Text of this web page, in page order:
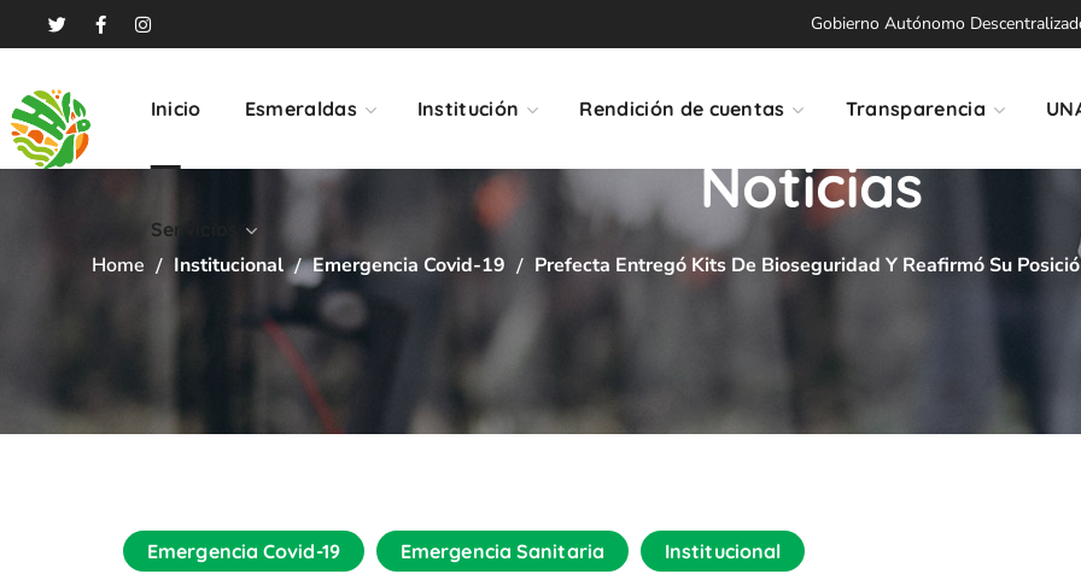
Gobierno Autónomo
Inicio Esmeraldas Institución Rendición de cuentas Transparencia
Servicios
Noticias
Home Institucional Emergencia Covid-19 Prefecta Entregó Kits De Bioseguridad Y Reafirmó Su
Emergencia Covid-19 Emergencia Sanitaria Institucional